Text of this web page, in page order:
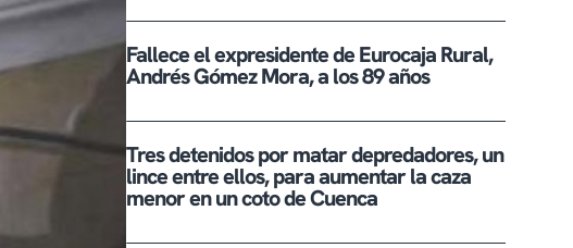
Fallece el expresidente de Eurocaja Rural,
Andrés Gómez Mora, a los 89 años
Tres detenidos por matar depredadores, un
lince entre ellos, para aumentar la caza
menor en un coto de Cuenca